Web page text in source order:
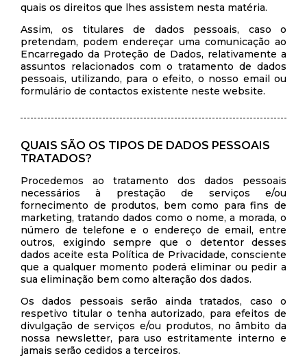
quais os direitos que lhes assistem nesta matéria.
Assim, os titulares de dados pessoais, caso o
pretendam, podem endereçar uma comunicação ao
Encarregado da Proteção de Dados, relativamente a
assuntos relacionados com o tratamento de dados
pessoais, utilizando, para o efeito, o nosso email ou
formulário de contactos existente neste website.
QUAIS SÃO OS TIPOS DE DADOS PESSOAIS
TRATADOS?
Procedemos ao tratamento dos dados pessoais
necessários à prestação de serviços e/ou
fornecimento de produtos, bem como para fins de
marketing, tratando dados como o nome, a morada, o
número de telefone e o endereço de email, entre
outros, exigindo sempre que o detentor desses
dados aceite esta Política de Privacidade, consciente
que a qualquer momento poderá eliminar ou pedir a
sua eliminação bem como alteração dos dados.
Os dados pessoais serão ainda tratados, caso o
respetivo titular o tenha autorizado, para efeitos de
divulgação de serviços e/ou produtos, no âmbito da
nossa newsletter, para uso estritamente interno e
jamais serão cedidos a terceiros.